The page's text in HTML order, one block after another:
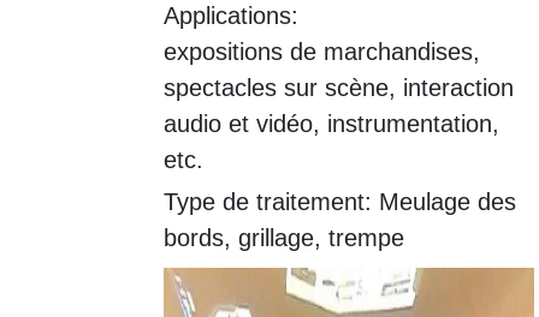
Applications:
expositions de marchandises,
spectacles sur scène, interaction
audio et vidéo, instrumentation,
etc.
Type de traitement: Meulage des
bords, grillage, trempe